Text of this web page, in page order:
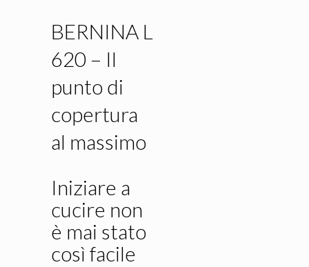
BERNINA L
620 – Il
punto di
copertura
al massimo
Iniziare a
cucire non
è mai stato
così facile